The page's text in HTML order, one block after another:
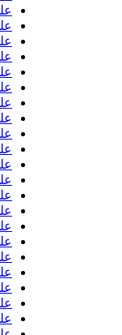
علی
علی حسن
علی
علی خادمی
علی دشتی
علی رضایی
علی
علی زند
علی سپاهی
علی ستوده
علی صدیق
علی
علی عرب
علی
علی
علی
علی مغربی
علی ملک
علی
علی
علی یگانه